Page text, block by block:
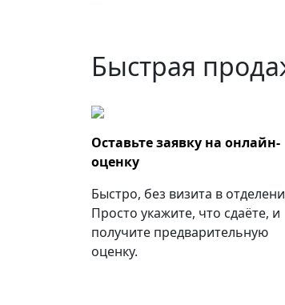
Быстрая
Оставьте заявку на онлайн-
оценку
Быстро, без визита в
Просто укажите, что сдаёте, и
получите предварительную
оценку.